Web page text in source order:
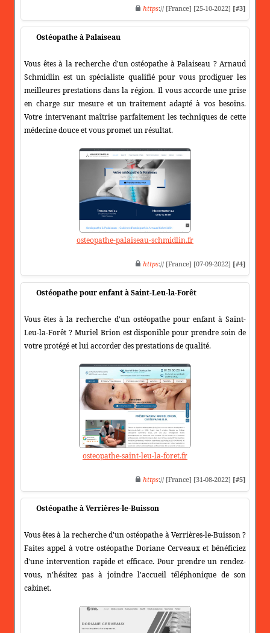
https:// [France] [25-10-2022] [#3]
Ostéopathe à Palaiseau
Vous êtes à la recherche d'un ostéopathe à Palaiseau ? Arnaud
Schmidlin est un spécialiste qualifié pour vous prodiguer les
meilleures prestations dans la région. Il vous accorde une prise
en charge sur mesure et un traitement adapté à vos besoins.
Votre intervenant maîtrise parfaitement les techniques de cette
médecine douce et vous promet un résultat.
osteopathe-palaiseau-schmidlin.fr
https:// [France] [07-09-2022] [#4]
Ostéopathe pour enfant à Saint-Leu-la-Forêt
Vous êtes à la recherche d'un ostéopathe pour enfant à Saint-
Leu-la-Forêt ? Muriel Brion est disponible pour prendre soin de
votre protégé et lui accorder des prestations de qualité.
osteopathe-saint-leu-la-foret.fr
https:// [France] [31-08-2022] [#5]
Ostéopathe à Verrières-le-Buisson
Vous êtes à la recherche d'un ostéopathe à Verrières-le-Buisson ?
Faites appel à votre ostéopathe Doriane Cerveaux et bénéficiez
d'une intervention rapide et efficace. Pour prendre un rendez-
vous, n'hésitez pas à joindre l'accueil téléphonique de son
cabinet.